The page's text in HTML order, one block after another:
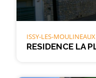
ISSY-LES-
RESIDENCE LA